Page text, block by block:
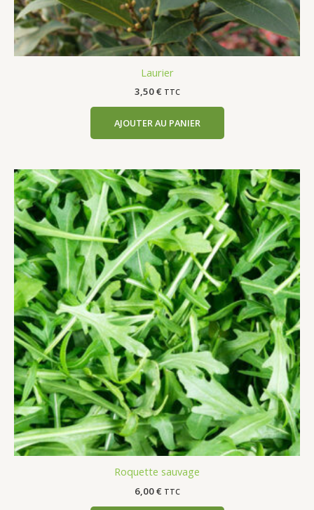
Laurier
3,50€ TTC
AJOUTER AU PANIER
Roquette sauvage
6,00€ TTC